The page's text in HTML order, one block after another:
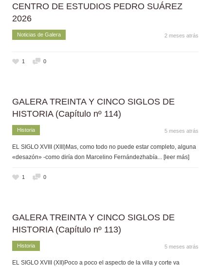
CENTRO DE ESTUDIOS PEDRO SUÁREZ
2026
Noticias de Galera 2 meses atrás
1 0
GALERA TREINTA Y CINCO SIGLOS DE
HISTORIA (Capítulo nº 114)
Historia 5 meses atrás
EL SIGLO XVIII (XIII)Mas, como todo no puede estar completo, alguna
«desazón» -como diría don Marcelino Fernándezhabía... [leer más]
1 0
GALERA TREINTA Y CINCO SIGLOS DE
HISTORIA (Capítulo nº 113)
Historia 5 meses atrás
EL SIGLO XVIII (XII)Poco a poco el aspecto de la villa y corte va